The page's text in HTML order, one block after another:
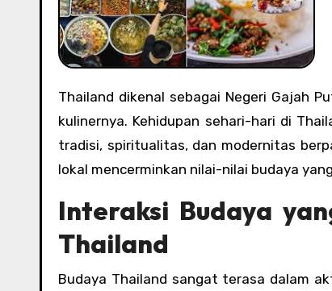
Thailand dikenal sebagai Negeri Gajah Putih yang kaya akan budaya, keramahan penduduk, serta kelezatan
kulinernya. Kehidupan sehari-hari di
tradisi, spiritualitas, dan modernitas
lokal mencerminkan nilai-nilai budaya
Interaksi Budaya
Thailand
Budaya Thailand sangat terasa dalam